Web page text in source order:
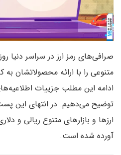
صرافی‌های رمز ارز در سراسر دنیا
متنوعی را با ارائه محصولاتشان
ادامه این مطلب جزییات
توضیح می‌دهیم. در انتهای این
ارزها و بازارهای متنوع ریالی و
آورده شده است.